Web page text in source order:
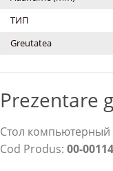
ТИП
Greutatea
Prezentare
Стол компьютерный
Cod Produs: 00-